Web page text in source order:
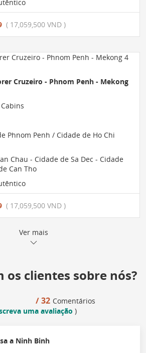
( 17,059,500 VND )
Cruzeiro - Phnom Penh - Mekong
Phnom Penh / Cidade de Ho Chi
Chau - Cidade de Sa Dec - Cidade
Can Tho
( 17,059,500 VND )
Ver mais
os clientes sobre nós?
/ 32 Comentários
uma avaliação )
a Ninh Binh